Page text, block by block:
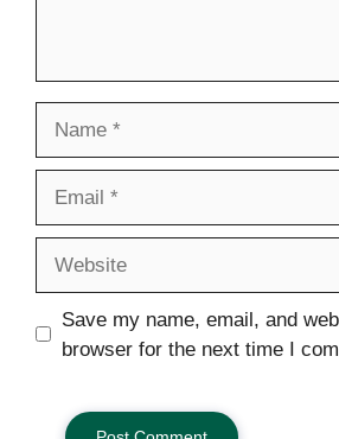
Save my name, email, and
browser for the next time I